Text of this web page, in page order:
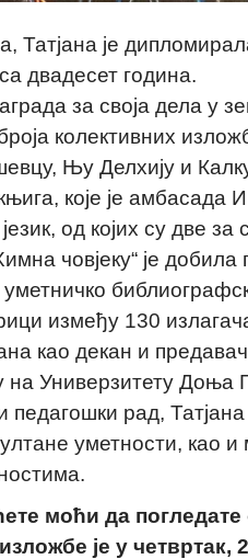
Татјана је
двадесет година.
за своја дела у
колективних
Њу Делхију и
које је амбасада
од којих су две
човјеку“ је добила
између 130
као декан и
на Универзитету Доња
педагошки рад,
уметности, као и
моћи да погледате
је у четвртак,